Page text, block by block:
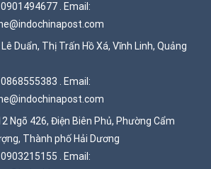
. Email:
Duẩn, Thị Trấn Hồ Xá, Vĩnh Linh, Quảng
. Email:
Ngõ 426, Điện Biên Phủ, Phường Cẩm
Thành phố Hải Dương
. Email: